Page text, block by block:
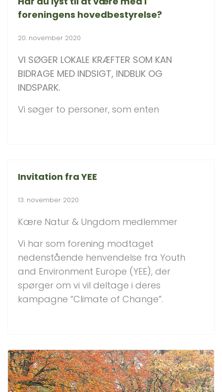
foreningens hovedbestyrelse?
20. november 2020
VI SØGER LOKALE KRÆFTER SOM KAN
BIDRAGE MED INDSIGT, INDBLIK OG
INDSPARK.
Vi søger to personer, som enten
Invitation fra YEE
13. november 2020
Kære Natur & Ungdom medlemmer
Vi har som forening modtaget
nedenstående henvendelse fra Youth
and Environment Europe (YEE), der
spørger om vi vil deltage i deres
kampagne ”Climate of Change”.